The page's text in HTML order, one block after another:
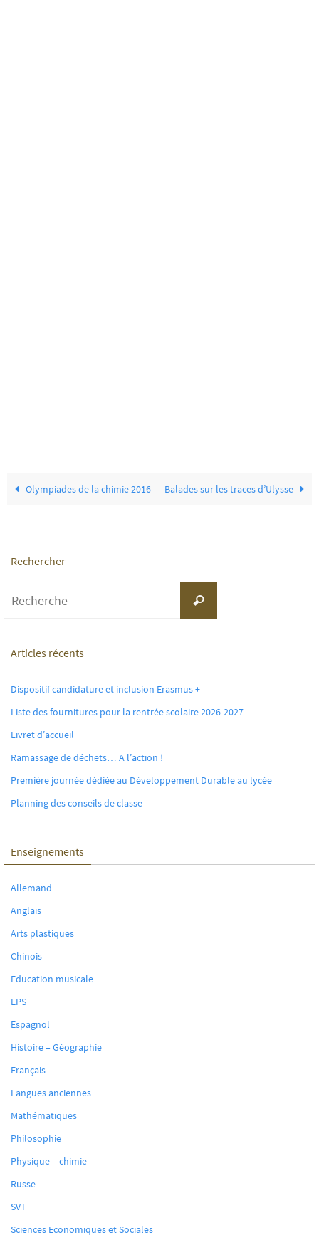
Olympiades de la chimie 2016 Balades sur les traces d’Ulysse
Rechercher
Recherche
Articles récents
Dispositif candidature et inclusion Erasmus +
Liste des fournitures pour la rentrée scolaire 2026-2027
Livret d’accueil
Ramassage de déchets… A l’action !
Première journée dédiée au Développement Durable au lycée
Planning des conseils de classe
Enseignements
Allemand
Anglais
Arts plastiques
Chinois
Education musicale
EPS
Espagnol
Histoire – Géographie
Français
Langues anciennes
Mathématiques
Philosophie
Physique – chimie
Russe
SVT
Sciences Economiques et Sociales